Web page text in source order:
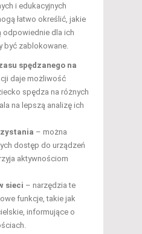
i edukacyjnych
łatwo określić, jakie
odpowiednie dla ich
być zablokowane.
spędzanego na
daje możliwość
spędza na różnych
na lepszą analizę ich
– można
dostęp do urządzeń
aktywnościom
sieci – narzędzia te
funkcje, takie jak
informujące o